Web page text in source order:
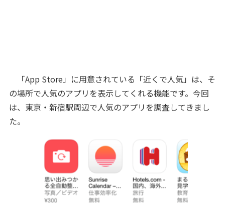
「App Store」に用意されている「近くで人気」は、そ
の場所で人気のアプリを表示してくれる機能です。今回
は、東京・新宿駅周辺で人気のアプリを調査してきまし
た。